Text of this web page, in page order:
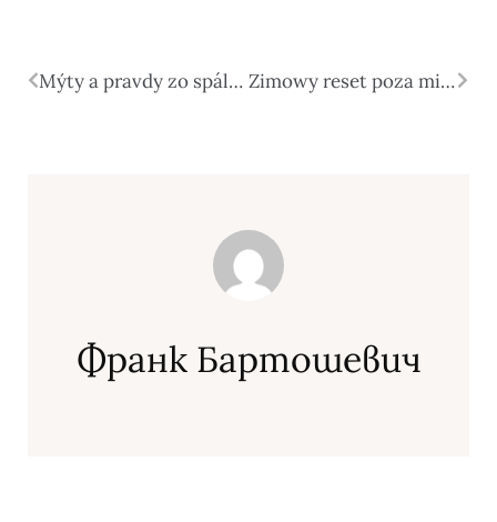
Mýty a pravdy zo spálne Zimowy reset poza miastem. Dlaczego coraz częściej wybieramy aktywny odpoczynek zamiast leniwego urlopu?
Франк Бартошевич